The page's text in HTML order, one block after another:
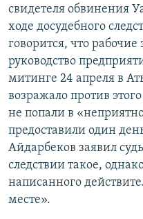
свидетеля обвинения
ходе досудебного
говорится, что
руководство
митинге 24 апреля в
возражало против
не попали в
предоставили один
Айдарбеков заявил
следствии такое,
написанного
месте».